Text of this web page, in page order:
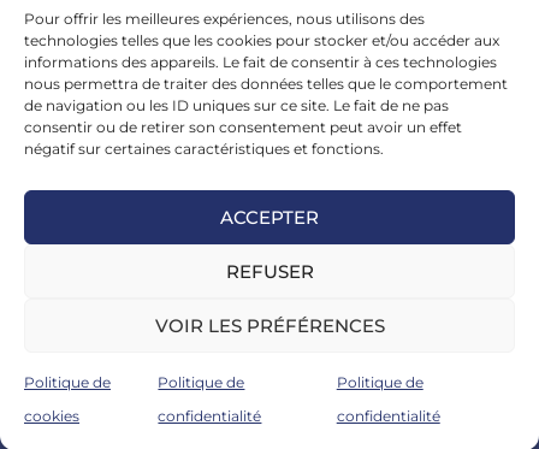
Pour offrir les meilleures expériences, nous utilisons des
technologies telles que les cookies pour stocker et/ou accéder aux
informations des appareils. Le fait de consentir à ces technologies
nous permettra de traiter des données telles que le comportement
de navigation ou les ID uniques sur ce site. Le fait de ne pas
consentir ou de retirer son consentement peut avoir un effet
négatif sur certaines caractéristiques et fonctions.
ACCEPTER
REFUSER
VOIR LES PRÉFÉRENCES
Politique de
cookies
Politique de
confidentialité
Politique de
confidentialité
La communication au cœur
des soins médicaux :
comment prévenir les erreurs
médicamenteuses par une
meilleure gestion des facteurs
humains
23 OCTOBRE 2023 / 0 COMMENTAIRE
Catalogue
Règlement intérieur
Mentions légales et CGV
Copyright 2026 - Com-Scape